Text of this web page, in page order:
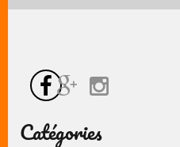
Catégories